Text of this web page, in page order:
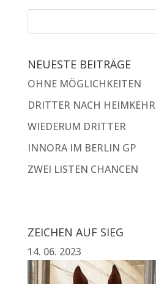
NEUESTE BEITRÄGE
OHNE MÖGLICHKEITEN
DRITTER NACH HEIMKEHR
WIEDERUM DRITTER
INNORA IM BERLIN GP
ZWEI LISTEN CHANCEN
ZEICHEN AUF SIEG
14. 06. 2023